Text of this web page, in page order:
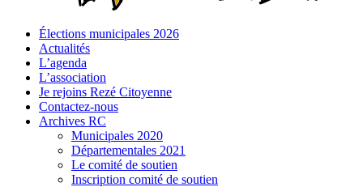
Élections municipales 2026
Actualités
L’agenda
L’association
Je rejoins Rezé Citoyenne
Contactez-nous
Archives RC
Municipales 2020
Départementales 2021
Le comité de soutien
Inscription comité de soutien